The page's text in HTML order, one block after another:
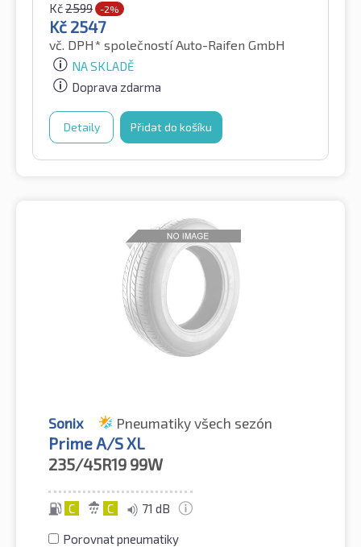
Kč2599 -2%
Kč 2547
vč. DPH* společností Auto-Raifen GmbH
NA SKLADĚ
Doprava zdarma
Detaily Přidat do košíku
Sonix Pneumatiky všech sezón
Prime A/S XL
235/45R19 99W
C C 71 dB
Porovnat pneumatiky